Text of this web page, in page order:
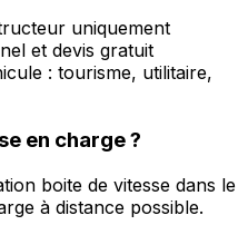
uniquement
et devis gratuit
: tourisme, utilitaire,
en charge ?
boite de vitesse dans le
à distance possible.